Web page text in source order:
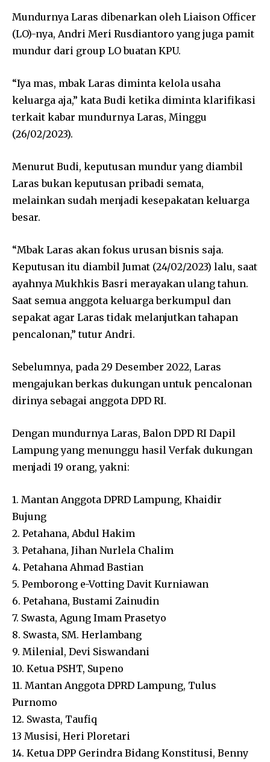
Mundurnya Laras dibenarkan oleh Liaison Officer
(LO)-nya, Andri Meri Rusdiantoro yang juga pamit
mundur dari group LO buatan KPU.
“Iya mas, mbak Laras diminta kelola usaha
keluarga aja,” kata Budi ketika diminta klarifikasi
terkait kabar mundurnya Laras, Minggu
(26/02/2023).
Menurut Budi, keputusan mundur yang diambil
Laras bukan keputusan pribadi semata,
melainkan sudah menjadi kesepakatan keluarga
besar.
“Mbak Laras akan fokus urusan bisnis saja.
Keputusan itu diambil Jumat (24/02/2023) lalu, saat
ayahnya Mukhkis Basri merayakan ulang tahun.
Saat semua anggota keluarga berkumpul dan
sepakat agar Laras tidak melanjutkan tahapan
pencalonan,” tutur Andri.
Sebelumnya, pada 29 Desember 2022, Laras
mengajukan berkas dukungan untuk pencalonan
dirinya sebagai anggota DPD RI.
Dengan mundurnya Laras, Balon DPD RI Dapil
Lampung yang menunggu hasil Verfak dukungan
menjadi 19 orang, yakni:
1. Mantan Anggota DPRD Lampung, Khaidir
Bujung
2. Petahana, Abdul Hakim
3. Petahana, Jihan Nurlela Chalim
4. Petahana Ahmad Bastian
5. Pemborong e-Votting Davit Kurniawan
6. Petahana, Bustami Zainudin
7. Swasta, Agung Imam Prasetyo
8. Swasta, SM. Herlambang
9. Milenial, Devi Siswandani
10. Ketua PSHT, Supeno
11. Mantan Anggota DPRD Lampung, Tulus
Purnomo
12. Swasta, Taufiq
13 Musisi, Heri Ploretari
14. Ketua DPP Gerindra Bidang Konstitusi, Benny